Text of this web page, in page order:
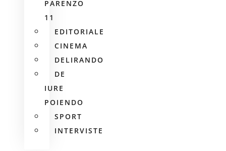
PARENZO
11
EDITORIALE
CINEMA
DELIRANDO
DE
IURE
POIENDO
SPORT
INTERVISTE